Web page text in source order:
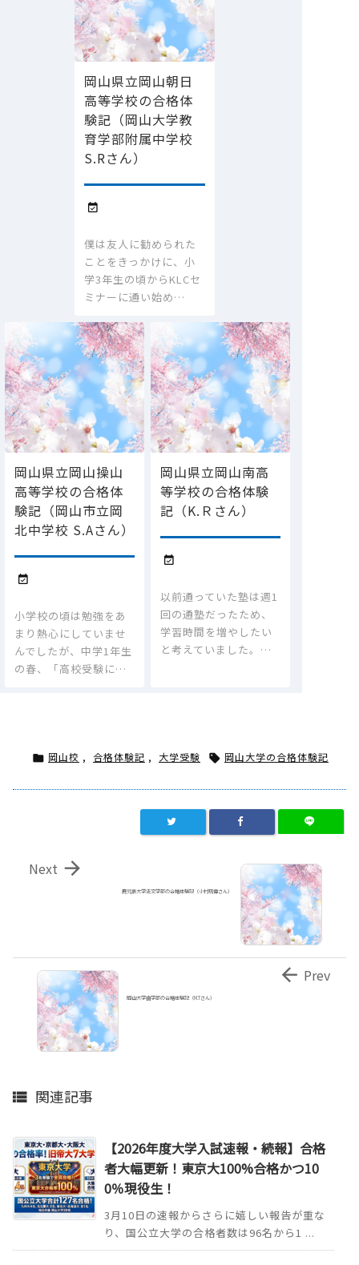
岡山県立岡山朝日
高等学校の合格体
験記（岡山大学教
育学部附属中学校
S.Rさん）

僕は友人に勧められた
ことをきっかけに、小
学3年生の頃からKLCセ
ミナーに通い始め…
岡山県立岡山操山
高等学校の合格体
験記（岡山市立岡
北中学校 S.Aさん）

小学校の頃は勉強をあ
まり熱心にしていませ
んでしたが、中学1年生
の春、「高校受験に…
岡山県立岡山南高
等学校の合格体験
記（K.Ｒさん）

以前通っていた塾は週1
回の通塾だったため、
学習時間を増やしたい
と考えていました。…
 岡山校 , 合格体験記 , 大学受験  岡山大学の合格体験記
鹿児島大学法文学部の合格体験記（小村琉偉さん）

Next
岡山大学歯学部の合格体験記（M.Tさん）
 Prev
 関連記事
【2026年度大学入試速報・続報】合格
者大幅更新！東京大100%合格かつ10
0％現役生！
3月10日の速報からさらに嬉しい報告が重な
り、国公立大学の合格者数は96名から1 ...